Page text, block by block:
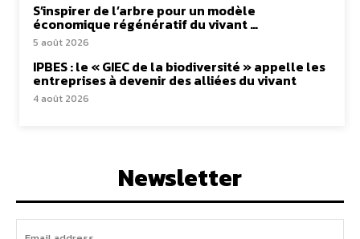
S’inspirer de l’arbre pour un modèle
économique régénératif du vivant …
5 août 2026
IPBES : le « GIEC de la biodiversité » appelle les
entreprises à devenir des alliées du vivant
4 août 2026
Newsletter